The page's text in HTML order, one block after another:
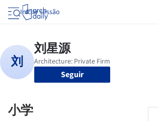
Iniciar sessão
Seguir
小学